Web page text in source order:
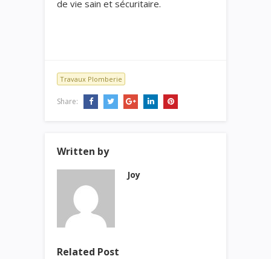
de vie sain et sécuritaire.
Travaux Plomberie
Share:
Written by
Joy
Related Post